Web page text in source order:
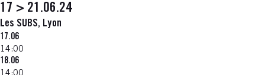
17 > 21.06.24
Les SUBS, Lyon
17.06
14:00
18.06